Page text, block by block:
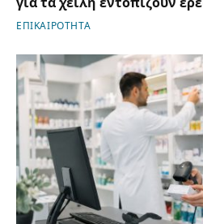
ΕΠΙΚΑΙΡΟΤΗΤΑ